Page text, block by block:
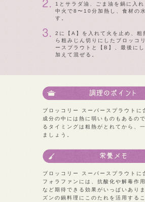
1とサラダ油、ごま油を鍋に入れ
中火で8〜10分加熱し、食材の
す。
2に【A】を入れて火を止め、粗
ら粗みじん切りにしたブロッコ
ースプラウトと【B】、最後に
加えて混ぜる。
ブロッコリー スーパースプラウトに
成分の中には熱に弱いものもあるの
るタイミングは粗熱がとれてから、
ましょう。
ブロッコリー スーパースプラウトに
フォラファンには、抗酸化や解毒作
など期待できる効果がいっぱいあり
ズンの鍋料理にこのたれを活用する